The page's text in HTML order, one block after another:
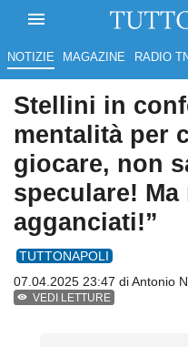
NOTIZIE MAGAZINE RADIO
Stellini in
mentalità per
giocare, non
speculare! Ma
agganciati!”
TUTTONAPOLI
07.04.2025 23:47 diAntonio
VEDI LETTURE